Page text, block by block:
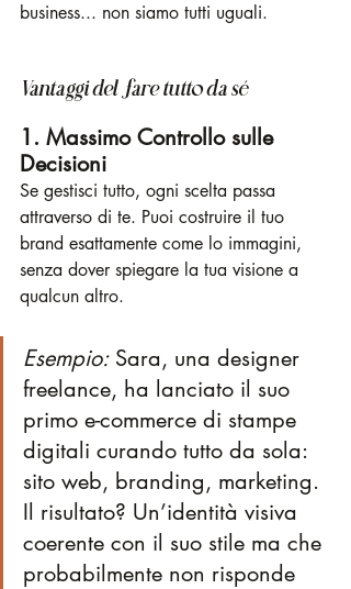
business... non siamo tutti uguali.
Vantaggi del fare tutto da sé
1. Massimo Controllo sulle
Decisioni
Se gestisci tutto, ogni scelta passa
attraverso di te. Puoi costruire il tuo
brand esattamente come lo immagini,
senza dover spiegare la tua visione a
qualcun altro.
Esempio: Sara, una designer
freelance, ha lanciato il suo
primo e-commerce di stampe
digitali curando tutto da sola:
sito web, branding, marketing.
Il risultato? Un’identità visiva
coerente con il suo stile ma che
probabilmente non risponde